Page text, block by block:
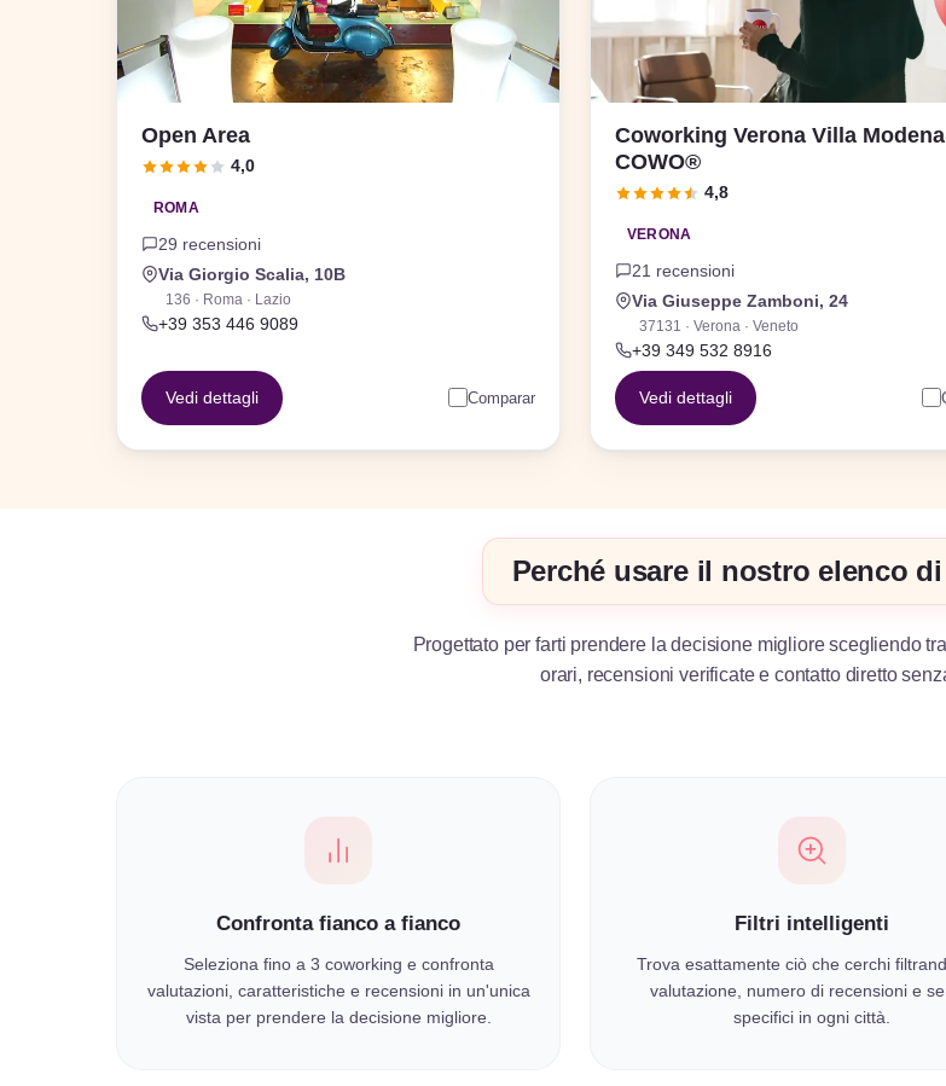
Open Area
4,0
ROMA
29 recensioni
Via Giorgio Scalia, 10B
136 · Roma · Lazio
+39 353 446 9089
Vedi dettagli Comparar
Coworking Verona Villa Modena
COWO®
4,8
VERONA
21 recensioni
Via Giuseppe Zamboni, 24
37131 · Verona · Veneto
+39 349 532 8916
Vedi dettagli
Perché usare il nostro elenco
Progettato per farti prendere la decisione migliore scegliendo
orari, recensioni verificate e contatto diretto
Confronta fianco a fianco
Seleziona fino a 3 coworking e confronta
valutazioni, caratteristiche e recensioni in un'unica
vista per prendere la decisione migliore.
Filtri intelligenti
Trova esattamente ciò che cerchi
valutazione, numero di recensioni e
specifici in ogni città.